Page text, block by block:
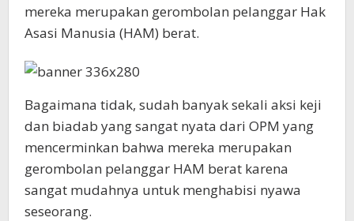
mereka merupakan gerombolan pelanggar Hak
Asasi Manusia (HAM) berat.
Bagaimana tidak, sudah banyak sekali aksi keji
dan biadab yang sangat nyata dari OPM yang
mencerminkan bahwa mereka merupakan
gerombolan pelanggar HAM berat karena
sangat mudahnya untuk menghabisi nyawa
seseorang.